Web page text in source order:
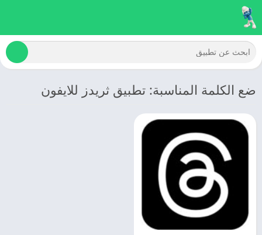
ضع الكلمة المناسبة: تطبيق ثريدز للايفون